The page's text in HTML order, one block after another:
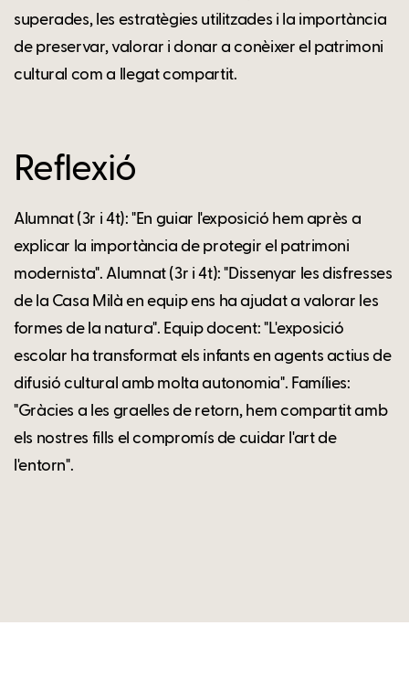
superades, les estratègies utilitzades i la importància
de preservar, valorar i donar a conèixer el patrimoni
cultural com a llegat compartit.
Reflexió
Alumnat (3r i 4t): "En guiar l'exposició hem après a
explicar la importància de protegir el patrimoni
modernista". Alumnat (3r i 4t): "Dissenyar les disfresses
de la Casa Milà en equip ens ha ajudat a valorar les
formes de la natura". Equip docent: "L'exposició
escolar ha transformat els infants en agents actius de
difusió cultural amb molta autonomia". Famílies:
"Gràcies a les graelles de retorn, hem compartit amb
els nostres fills el compromís de cuidar l'art de
l'entorn".